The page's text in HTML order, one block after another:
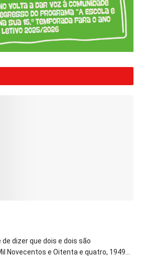
de dizer que dois e dois são
Novecentos e Oitenta e quatro, 1949...